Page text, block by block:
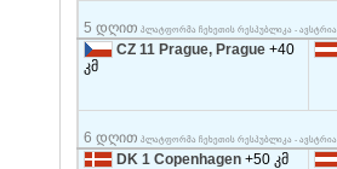
5 დღით პლატფორმა ჩეხეთის რესპუბლიკა - ავსტრია
CZ 11 Prague, Prague +40
კმ
6 დღით პლატფორმა ჩეხეთის რესპუბლიკა - ავსტრია
DK 1 Copenhagen +50 კმ